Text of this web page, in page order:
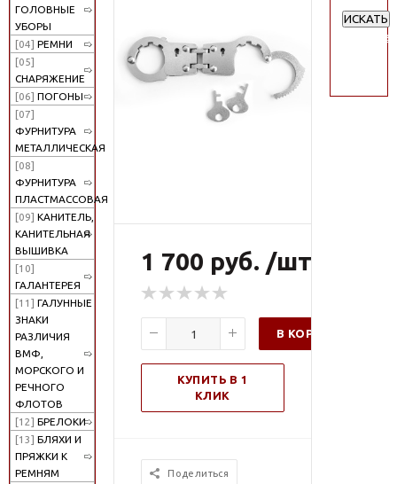
ГОЛОВНЫЕ
УБОРЫ
[04] РЕМНИ
[05]
СНАРЯЖЕНИЕ
[06] ПОГОНЫ
[07]
ФУРНИТУРА
МЕТАЛЛИЧЕСКАЯ
[08]
ФУРНИТУРА
ПЛАСТМАССОВАЯ
[09] КАНИТЕЛЬ,
КАНИТЕЛЬНАЯ
ВЫШИВКА
[10]
ГАЛАНТЕРЕЯ
[11] ГАЛУННЫЕ
ЗНАКИ
РАЗЛИЧИЯ
ВМФ,
МОРСКОГО И
РЕЧНОГО
ФЛОТОВ
[12] БРЕЛОКИ
[13] БЛЯХИ И
ПРЯЖКИ К
РЕМНЯМ
1 700 руб. /шт
В КОРЗИНУ
КУПИТЬ В 1
КЛИК
Поделиться
ИСКАТЬ